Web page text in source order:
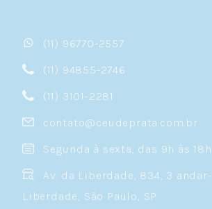
(11) 96770-2557
(11) 94855-2746
(11) 3101-2281
contato@ceudeprata.com.br
Segunda à sexta, das 9h às 18h
Av. da Liberdade, 834, 3 andar-
Liberdade, São Paulo, SP